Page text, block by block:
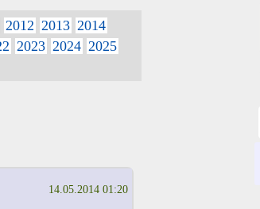
2012 2013 2014
2023 2024 2025
14.05.2014 01:20